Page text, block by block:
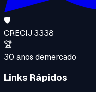
🛡️
CRECIJ 3338
🏆
30 anos demercado
Links Rápidos